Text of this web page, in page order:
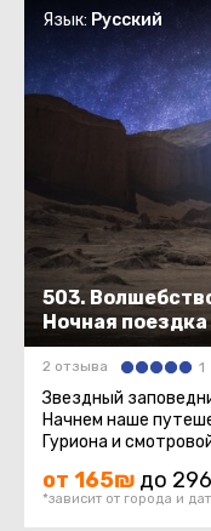
503.
Ночная поездка
Язык: Русский
2 отзыва 1
Звездный
Начнем наше
Гуриона и
Цин.Эксклюзивно!
от 165₪ до
*зависит от города и